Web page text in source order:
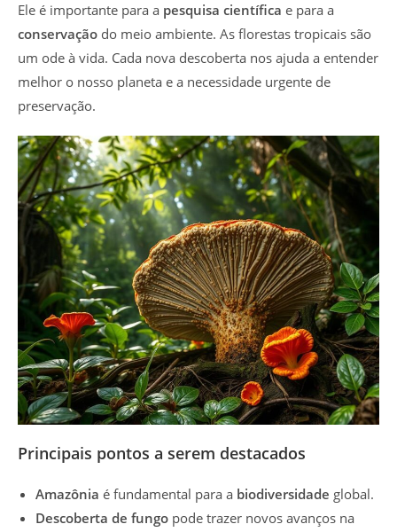
Ele é importante para a pesquisa científica e para a
conservação do meio ambiente. As florestas tropicais são
um ode à vida. Cada nova descoberta nos ajuda a entender
melhor o nosso planeta e a necessidade urgente de
preservação.
Principais pontos a serem destacados
Amazônia é fundamental para a biodiversidade global.
Descoberta de fungo pode trazer novos avanços na